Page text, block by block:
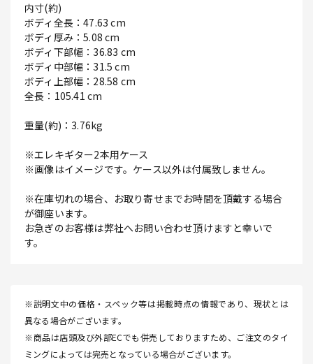
内寸(約)
ボディ全長：47.63 cm
ボディ厚み：5.08 cm
ボディ下部幅：36.83 cm
ボディ中部幅：31.5 cm
ボディ上部幅：28.58 cm
全長：105.41 cm
重量(約)：3.76kg
※エレキギター2本用ケース
※画像はイメージです。ケース以外は付属致しません。
※在庫切れの場合、お取り寄せまでお時間を頂戴する場合
が御座います。
お急ぎのお客様は弊社へお問い合わせ頂けますと幸いで
す。
※説明文中の価格・スペック等は掲載時点の情報であり、現状とは
異なる場合がございます。
※商品は店頭及び外部ECでも併売しておりますため、ご注文のタイ
ミングによっては完売となっている場合がございます。